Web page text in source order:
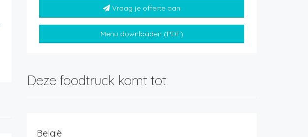
Vraag je offerte aan
Menu downloaden (PDF)
Deze foodtruck komt tot:
België